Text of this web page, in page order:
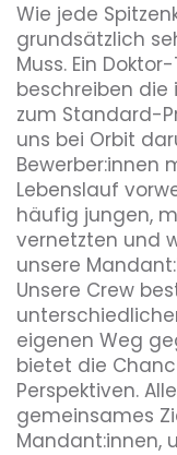
Wie jede
grundsätzlich
Muss. Ein
beschreiben die
zum Standard-
uns bei Orbit
Bewerber:innen
Lebenslauf
häufig jungen,
vernetzten und
unsere
Unsere Crew
eigenen Weg
bietet die
Perspektiven.
gemeinsames
Mandant:innen,